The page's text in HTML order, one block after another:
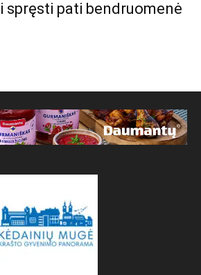
spręsti pati bendruomenė